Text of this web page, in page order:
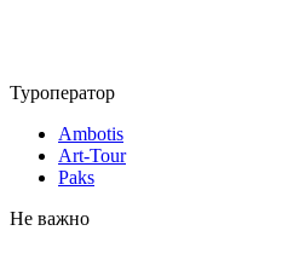
Туроператор
Ambotis
Art-Tour
Paks
Не важно